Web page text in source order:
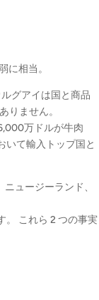
に相当。
グアイは国と商品
りません。
万ドルが牛肉
いて輸入トップ国と
ュージーランド、
。 これら 2 つの事実